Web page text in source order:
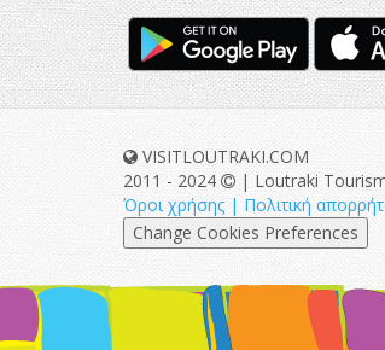
VISITLOUTRAKI.COM
2011 - 2024
| Loutraki
Όροι χρήσης | Πολιτική
Change Cookies Preferences